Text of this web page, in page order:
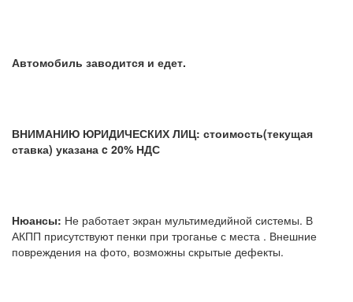
Автомобиль заводится и едет.
ВНИМАНИЮ ЮРИДИЧЕСКИХ ЛИЦ: стоимость(текущая
ставка) указана c 20% НДС
Нюансы: Не работает экран мультимедийной системы. В
АКПП присутствуют пенки при троганье с места . Внешние
повреждения на фото, возможны скрытые дефекты.